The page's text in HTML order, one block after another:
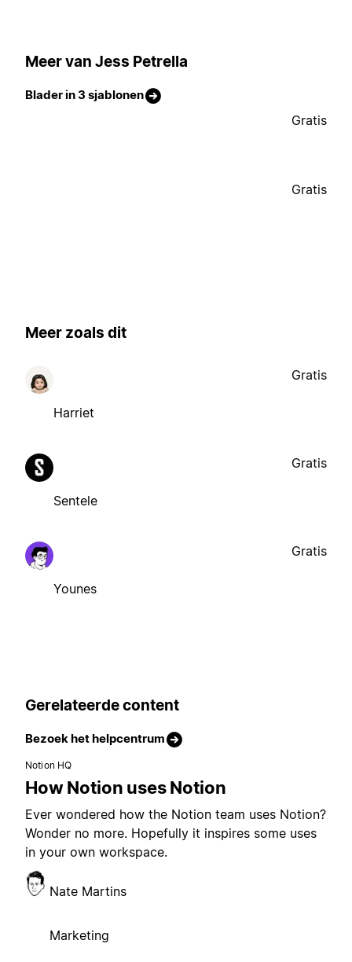
Meer van Jess Petrella
Blader in 3 sjablonen
Gratis
Gratis
Meer zoals dit
Harriet
Gratis
Sentele
Gratis
Younes
Gratis
Gerelateerde content
Bezoek het helpcentrum
Notion HQ
How Notion uses Notion
Ever wondered how the Notion team uses Notion?
Wonder no more. Hopefully it inspires some uses
in your own workspace.
Nate Martins
Marketing